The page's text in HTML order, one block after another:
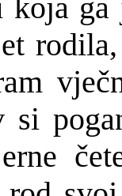
koja
si